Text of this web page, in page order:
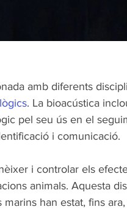
amb diferents
. La bioacústica
pel seu ús en el
i comunicació.
i controlar els
animals. Aquesta
han estat, fins